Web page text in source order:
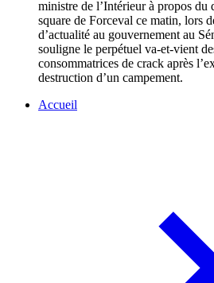
ministre de l’Intérieur à propos du
square de Forceval ce matin, lors
d’actualité au gouvernement au
souligne le perpétuel va-et-vient
consommatrices de crack après
destruction d’un campement.
Accueil